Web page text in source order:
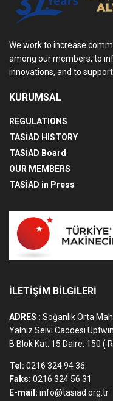
We work to increase
among our members, to
innovations, and to
KURUMSAL
REGULATIONS
TASİAD HISTORY
TASİAD Board
OUR MEMBERS
TASİAD in Press
İLETİŞİM BİLGİLERİ
ADRES : Soğanlık Orta
Yalnız Selvi Caddesi
B Blok Kat: 15 Daire: 150 (
Tel: 0216 324 94 36
Faks: 0216 324 56 31
E-mail: info@tasiad.org.tr